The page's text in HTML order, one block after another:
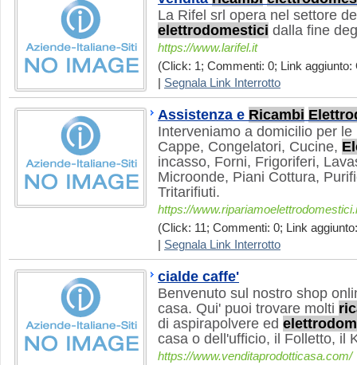
La Rifel srl opera nel settore
elettrodomestici dalla fine
https://www.larifel.it
(Click: 1; Commenti: 0; Link aggiunto:
Segnala Link Interrotto
Assistenza e Ricambi
Interveniamo a domicilio per
Cappe, Congelatori, Cucine,
incasso, Forni, Frigoriferi,
Microonde, Piani Cottura,
Tritarifiuti.
https://
(Click: 11; Commenti: 0; Link
Segnala Link Interrotto
cialde caffe'
Benvenuto sul nostro shop
casa. Qui' puoi trovare molti
di aspirapolvere ed
casa o dell'ufficio, il Folletto, il
https://www.venditaprodotticasa.com/